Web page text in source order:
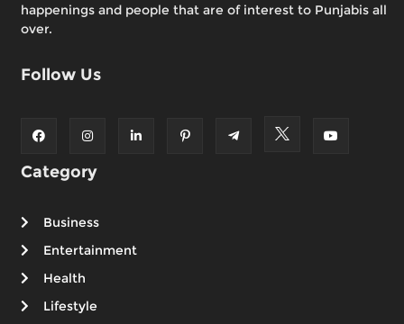
happenings and people that are of interest to Punjabis all
over.
Follow Us
Category
Business
Entertainment
Health
Lifestyle